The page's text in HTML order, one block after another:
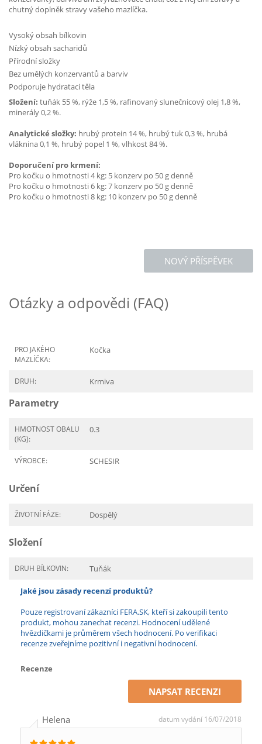
chutný doplněk stravy vašeho mazlíčka.
Vysoký obsah bílkovin
Nízký obsah sacharidů
Přírodní složky
Bez umělých konzervantů a barviv
Podporuje hydrataci těla
Složení: tuňák 55 %, rýže 1,5 %, rafinovaný slunečnicový olej 1,8 %,
minerály 0,2 %.
Analytické složky: hrubý protein 14 %, hrubý tuk 0,3 %, hrubá
vláknina 0,1 %, hrubý popel 1 %, vlhkost 84 %.
Doporučení pro krmení:
Pro kočku o hmotnosti 4 kg: 5 konzerv po 50 g denně
Pro kočku o hmotnosti 6 kg: 7 konzerv po 50 g denně
Pro kočku o hmotnosti 8 kg: 10 konzerv po 50 g denně
NOVÝ PŘÍSPĚVEK
Otázky a odpovědi (FAQ)
PRO JAKÉHO
MAZLÍČKA:
Kočka
DRUH: Krmiva
Parametry
HMOTNOST OBALU
(KG):
0.3
VÝROBCE: SCHESIR
Určení
ŽIVOTNÍ FÁZE: Dospělý
Složení
DRUH BÍLKOVIN: Tuňák
Jaké jsou zásady recenzí produktů?
Pouze registrovaní zákazníci FERA.SK, kteří si zakoupili tento
produkt, mohou zanechat recenzi. Hodnocení udělené
hvězdičkami je průměrem všech hodnocení. Po verifikaci
recenze zveřejníme pozitivní i negativní hodnocení.
Recenze
NAPSAT RECENZI
Helena datum vydání 16/07/2018